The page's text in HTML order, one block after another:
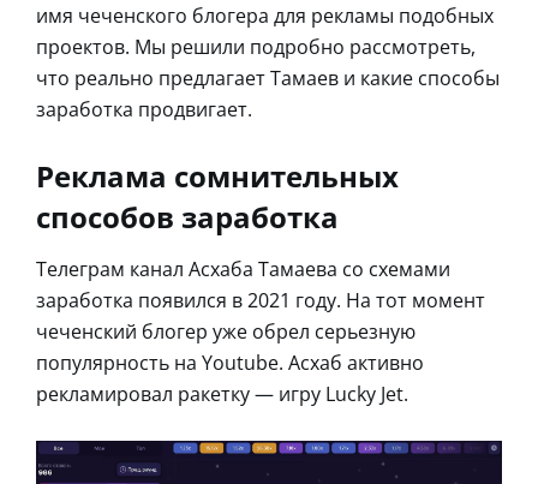
имя чеченского блогера для рекламы подобных
проектов. Мы решили подробно рассмотреть,
что реально предлагает Тамаев и какие способы
заработка продвигает.
Реклама сомнительных
способов заработка
Телеграм канал Асхаба Тамаева со схемами
заработка появился в 2021 году. На тот момент
чеченский блогер уже обрел серьезную
популярность на Youtube. Асхаб активно
рекламировал ракетку — игру Lucky Jet.